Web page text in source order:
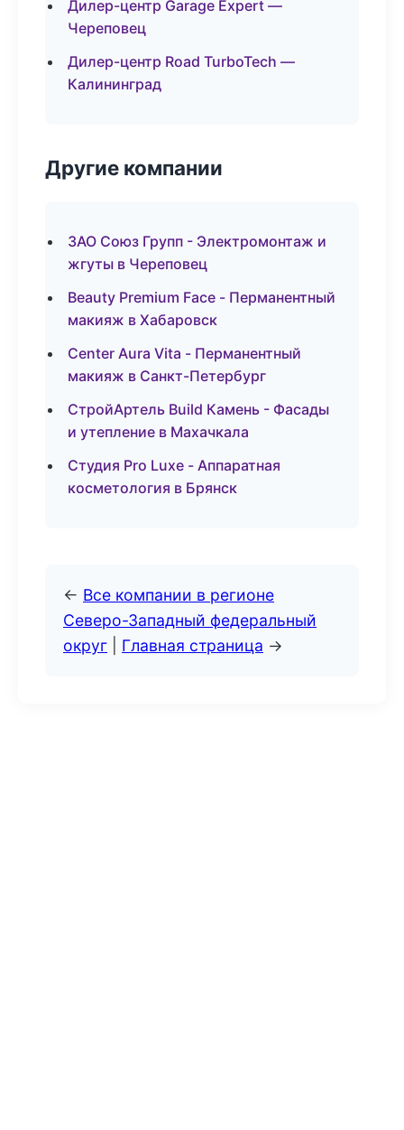
Дилер-центр Garage Expert —
Череповец
Дилер-центр Road TurboTech —
Калининград
Другие компании
ЗАО Союз Групп - Электромонтаж и
жгуты в Череповец
Beauty Premium Face - Перманентный
макияж в Хабаровск
Center Aura Vita - Перманентный
макияж в Санкт-Петербург
СтройАртель Build Камень - Фасады
и утепление в Махачкала
Студия Pro Luxe - Аппаратная
косметология в Брянск
← Все компании в регионе
Северо-Западный федеральный
округ
Главная страница →